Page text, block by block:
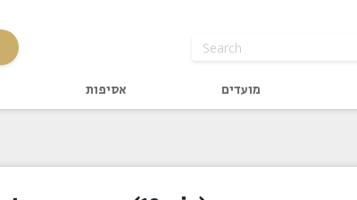
מועדים אסיפות